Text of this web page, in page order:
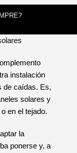
instalación
de caídas. Es,
solares y
en el tejado.
la
ponerse y, a